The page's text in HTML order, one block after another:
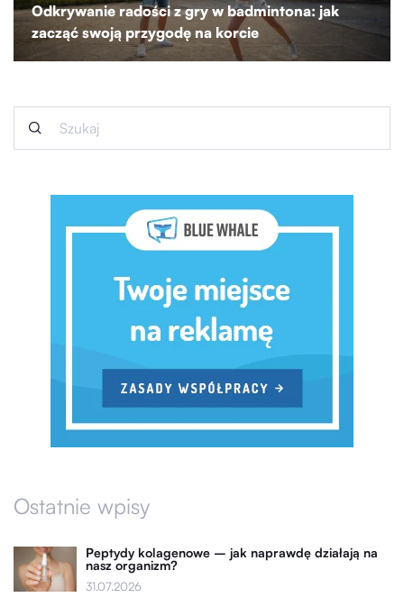
Odkrywanie radości z gry w badmintona: jak
zacząć swoją przygodę na korcie
Ostatnie wpisy
Peptydy kolagenowe – jak naprawdę działają na
nasz organizm?
31.07.2026